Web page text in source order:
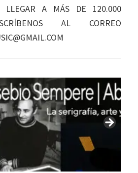
LLEGAR A MÁS DE 120.000
AL CORREO